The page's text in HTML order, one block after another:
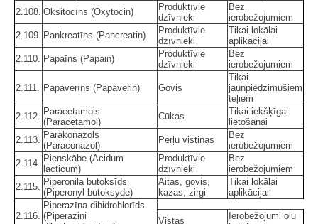
2.108. Oksitocīns (Oxytocin)
Produktīvie
dzīvnieki
Bez
ierobežojumiem
2.109. Pankreatīns (Pancreatin)
Produktīvie
dzīvnieki
Tikai lokālai
aplikācijai
2.110.
Papaīns (Papain)
Produktīvie
dzīvnieki
Bez
ierobežojumiem
2.111. Papaverīns (Papaverin) Govis
Tikai
jaunpiedzimušiem
teļiem
2.112.
Paracetamols
(Paracetamol)
Cūkas
Tikai iekšķīgai
lietošanai
2.113.
Parakonazols
(Paraconazol)
Pērļu vistiņas
Bez
ierobežojumiem
2.114.
Pienskābe (Acidum
lacticum)
Produktīvie
dzīvnieki
Bez
ierobežojumiem
2.115.
Piperonila butoksīds
(Piperonyl butoksyde)
Aitas, govis,
kazas, zirgi
Tikai lokālai
aplikācijai
2.116.
Piperazīna dihidrohlorīds
(Piperazini
Vistas
Ierobežojumi olu